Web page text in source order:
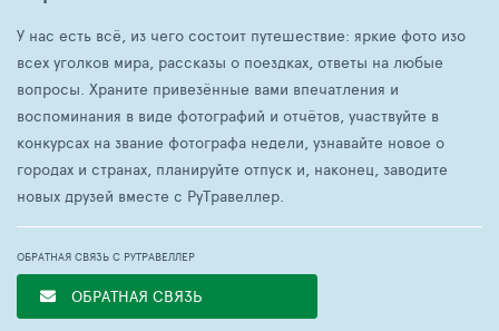
У нас есть всё, из чего состоит путешествие: яркие фото изо
всех уголков мира, рассказы о поездках, ответы на любые
вопросы. Храните привезённые вами впечатления и
воспоминания в виде фотографий и отчётов, участвуйте в
конкурсах на звание фотографа недели, узнавайте новое о
городах и странах, планируйте отпуск и, наконец, заводите
новых друзей вместе с РуТравеллер.
ОБРАТНАЯ СВЯЗЬ С РУТРАВЕЛЛЕР
ОБРАТНАЯ СВЯЗЬ